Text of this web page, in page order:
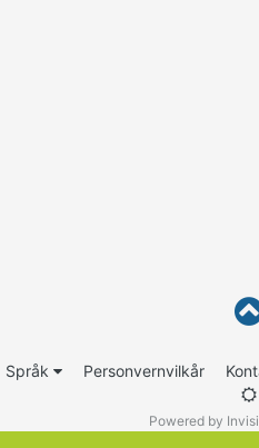
Språk Personvernvilkår
Powered by